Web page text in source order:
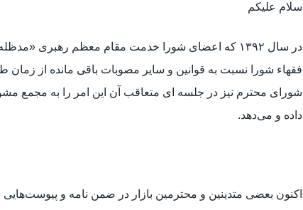
سلام علیکم
در سال ۱۳۹۲ که اعضای شورا خدمت مقام معظم رهبری
فقهاء شورا نسبت به قوانین و سایر مصوبات باقی مانده از
شورای محترم نیز در جلسه ای متعاقب آن این امر را به مجمع
داده و می‌دهد.
اکنون بعضی متدینین و محترمین بازار در ضمن نامه و